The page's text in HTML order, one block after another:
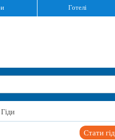
Готелі
Гіди
Стати